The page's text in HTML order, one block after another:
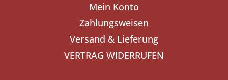
Mein Konto
Zahlungsweisen
Versand & Lieferung
VERTRAG WIDERRUFEN